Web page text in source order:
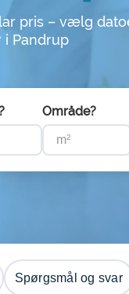
pris – vælg
Pandrup
Område?
Spørgsmål og svar